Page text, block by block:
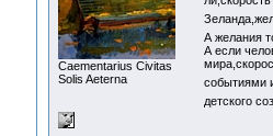
Сaementarius Civitas
Solis Aeterna
А желания
А если
событиями
детского